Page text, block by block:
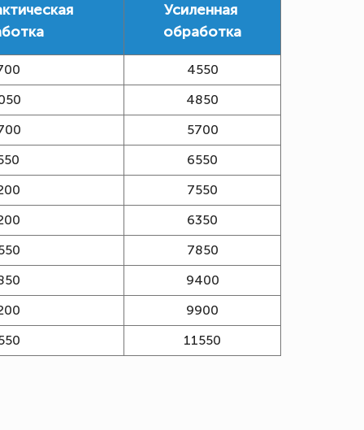
Усиленная
обработка
4550
4850
5700
6550
7550
6350
7850
9400
9900
11550